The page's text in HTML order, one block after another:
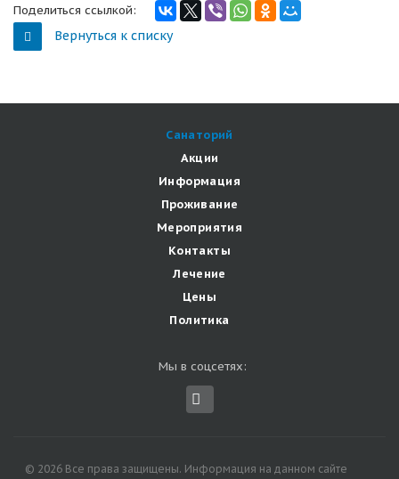
Поделиться ссылкой:
Вернуться к списку
Санаторий
Акции
Информация
Проживание
Мероприятия
Контакты
Лечение
Цены
Политика
Мы в соцсетях:
© 2026 Все права защищены. Информация на данном сайте